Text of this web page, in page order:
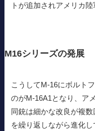
トが追加されアメリカ
M16シリーズの発展
こうしてM-16にボルト
のがM-16A1となり、ア
同銃は細かな改良が複
を繰り返しながら進化し